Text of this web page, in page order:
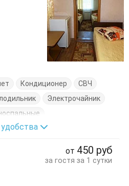
Кондиционер
СВЧ
Электрочайник
Стол Стулья
от 450 руб
за гостя за 1 сутки